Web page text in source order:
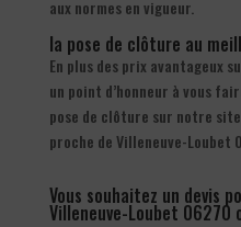
aux normes en vigueur.
la pose de clôture au
En plus des prix avantageux
un point d’honneur à vous
pose de clôture sur notre
proche de Villeneuve-Loubet
Vous souhaitez un devis
Villeneuve-Loubet 06270